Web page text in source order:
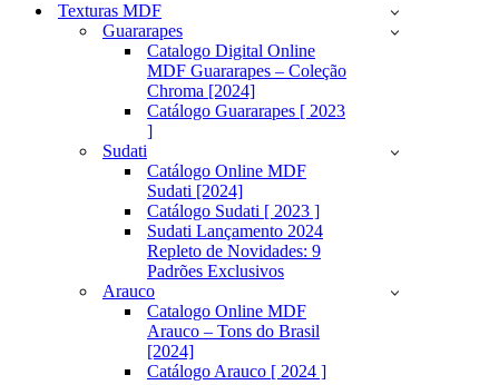
Texturas MDF
Guararapes
Catalogo Digital Online
MDF Guararapes – Coleção
Chroma [2024]
Catálogo Guararapes [ 2023
]
Sudati
Catálogo Online MDF
Sudati [2024]
Catálogo Sudati [ 2023 ]
Sudati Lançamento 2024
Repleto de Novidades: 9
Padrões Exclusivos
Arauco
Catalogo Online MDF
Arauco – Tons do Brasil
[2024]
Catálogo Arauco [ 2024 ]